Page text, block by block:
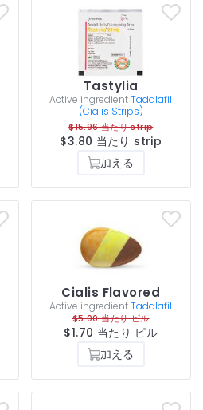
Tastylia
Active ingredientTadalafil
(Cialis Strips)
$15.96 当たり strip
$3.80 当たり strip
加える
Cialis Flavored
Active ingredientTadalafil
$5.00 当たり ピル
$1.70 当たり ピル
加える